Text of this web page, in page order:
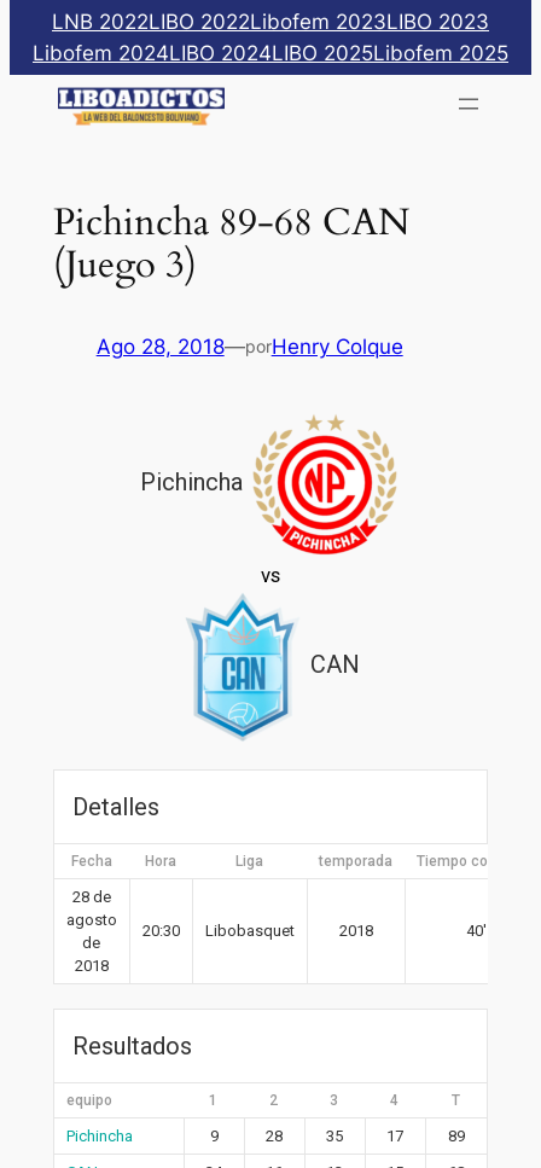
Saltar
contenido
LNB 2022LIBO 2022Libofem 2023LIBO 2023
Libofem 2024LIBO 2024LIBO 2025Libofem 2025
Pichincha 89-68 CAN
(Juego 3)
Ago 28, 2018—porHenry Colque
Pichincha
vs
CAN
Detalles
Fecha Hora Liga temporada Tiempo completo
28 de
agosto
de
2018
20:30 Libobasquet 2018 40′
Resultados
equipo 1 2 3 4 T
Pichincha 9 28 35 17
89